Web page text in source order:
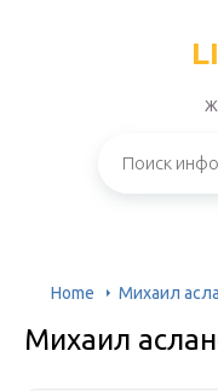
Home Михаил
Михаил